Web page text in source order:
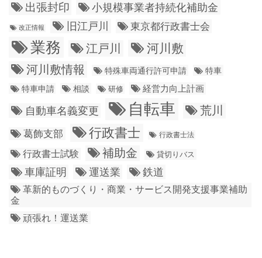
出張封印 小規模事業者持続化補助金
改正情報 旧江戸川 東京都行政書士会
業務 江戸川
河川敷
河川敷情報
特殊車両通行許可申請
特車
特車申請
相談 研修 経営力向上計画
自動車名義変更 自転車 荒川
葛飾支部 行政書士 行政書士法
行政書士試験 補助金 貸切りバス
車庫証明 運送業 鉄道
革新的ものづくり・商業・サービス開発支援事業補助
金
頑張れ！運送業